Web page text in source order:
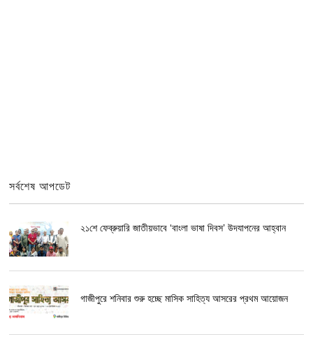
সর্বশেষ আপডেট
২১শে ফেব্রুয়ারি জাতীয়ভাবে ‘বাংলা ভাষা দিবস’ উদযাপনের আহ্বান
গাজীপুরে শনিবার শুরু হচ্ছে মাসিক সাহিত্য আসরের প্রথম আয়োজন